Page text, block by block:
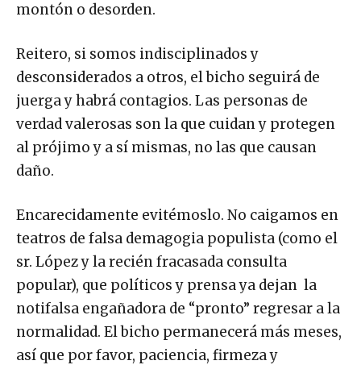
montón o desorden.
Reitero, si somos indisciplinados y
desconsiderados a otros, el bicho seguirá de
juerga y habrá contagios. Las personas de
verdad valerosas son la que cuidan y protegen
al prójimo y a sí mismas, no las que causan
daño.
Encarecidamente evitémoslo. No caigamos en
teatros de falsa demagogia populista (como el
sr. López y la recién fracasada consulta
popular), que políticos y prensa ya dejan la
notifalsa engañadora de “pronto” regresar a la
normalidad. El bicho permanecerá más meses,
así que por favor, paciencia, firmeza y